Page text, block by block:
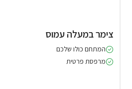
צימר במעלה עמוס
המתחם כולו שלכם
מרפסת פרטית